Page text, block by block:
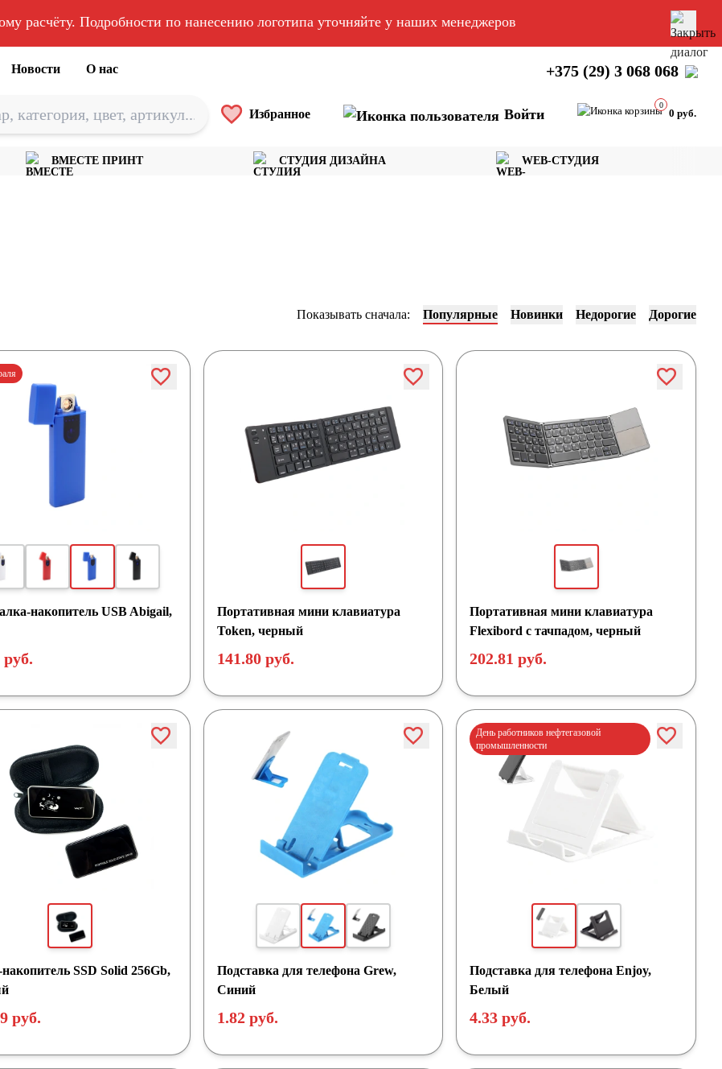
расчёту. Подробности по нанесению логотипа уточняйте у наших менеджеров
Новости О нас +375 (29) 3 068 068
Избранное Войти
0
0 руб.
ВМЕСТЕ ПРИНТ СТУДИЯ ДИЗАЙНА WEB-СТУДИЯ
Показывать сначала: Популярные Новинки Недорогие Дорогие
накопитель USB Abigail,
руб.
Портативная мини клавиатура
Token, черный
141.80 руб.
Портативная мини клавиатура
Flexibord с тачпадом, черный
202.81 руб.
SSD Solid 256Gb,
руб.
Подставка для телефона Grew,
Синий
1.82 руб.
День работников нефтегазовой
промышленности
Подставка для телефона Enjoy,
Белый
4.33 руб.